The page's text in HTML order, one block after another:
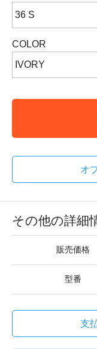
COLOR
オ
その他の詳細
販売価格
型番
支